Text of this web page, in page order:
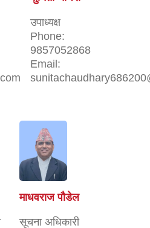
उपाध्यक्ष
Phone:
9857052868
Email:
माधवराज पौडेल
सूचना अधिकारी